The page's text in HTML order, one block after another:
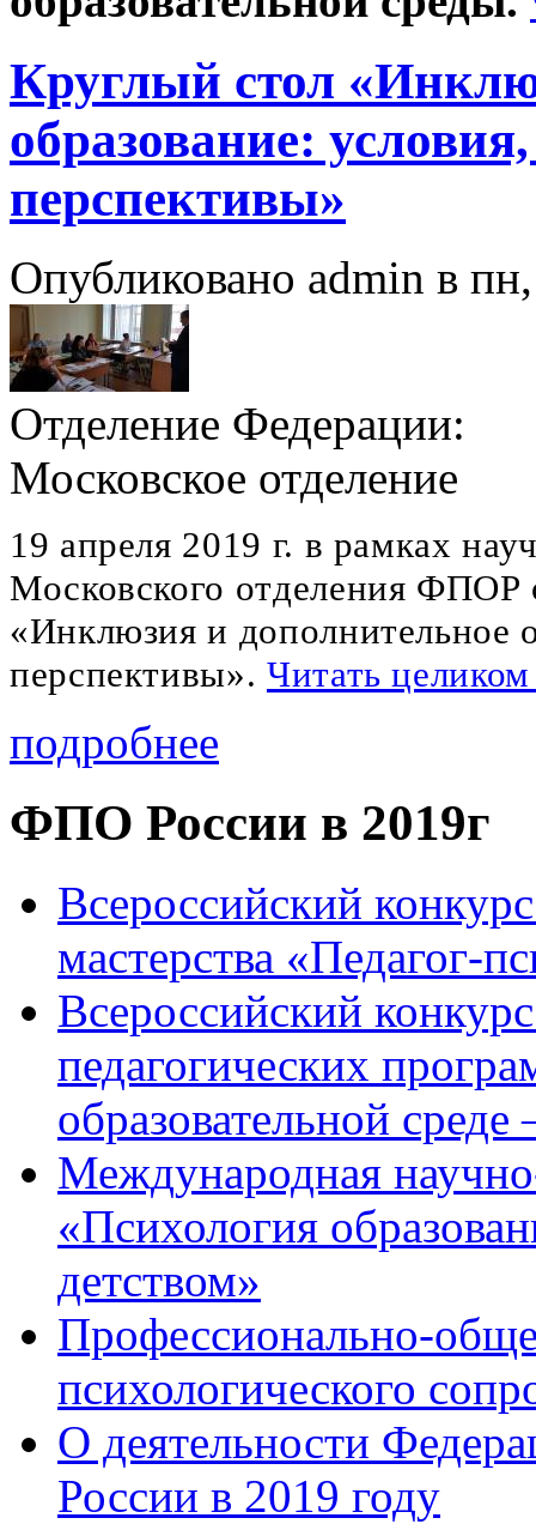
Круглый стол
образование:
перспективы»
Опубликовано admin в
Отделение Федерации:
Московское отделение
19 апреля 2019 г. в рамках
Московского отделения ФПОР
«Инклюзия и дополнительное
перспективы». Читать
подробнее
ФПО России в 2019г
Всероссийский
мастерства «Педагог-
Всероссийский
педагогических
образовательной
Международная
«Психология
детством»
Профессионально-
психологического
О деятельности
России в 2019 году